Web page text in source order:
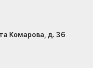
Комарова, д. 36